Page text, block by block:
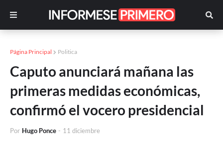
Página Principal Politica
Caputo anunciará mañana las
primeras medidas económicas,
confirmó el vocero presidencial
Por Hugo Ponce - 11 diciembre